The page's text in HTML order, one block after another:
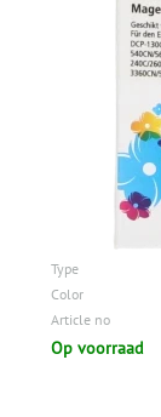
Type
Color
Article no
Op voorraad